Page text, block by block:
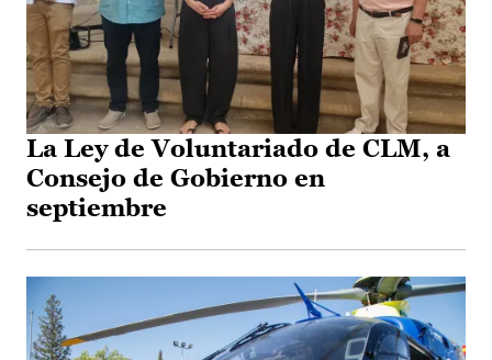
La Ley de Voluntariado de CLM, a
Consejo de Gobierno en
septiembre